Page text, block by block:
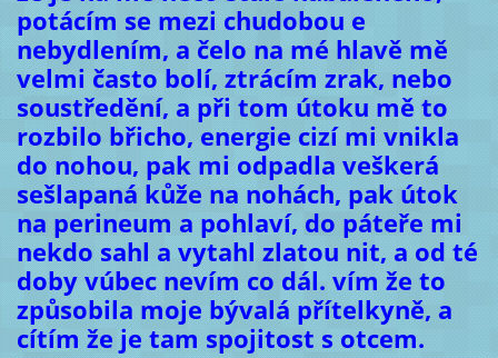
potácím se mezi chudobou e
nebydlením, a čelo na mé hlavě mě
velmi často bolí, ztrácím zrak, nebo
soustředění, a při tom útoku mě to
rozbilo břicho, energie cizí mi vnikla
do nohou, pak mi odpadla veškerá
sešlapaná kůže na nohách, pak útok
na perineum a pohlaví, do páteře mi
nekdo sahl a vytahl zlatou nit, a od té
doby vúbec nevím co dál. vím že to
způsobila moje bývalá přítelkyně, a
cítím že je tam spojitost s otcem.